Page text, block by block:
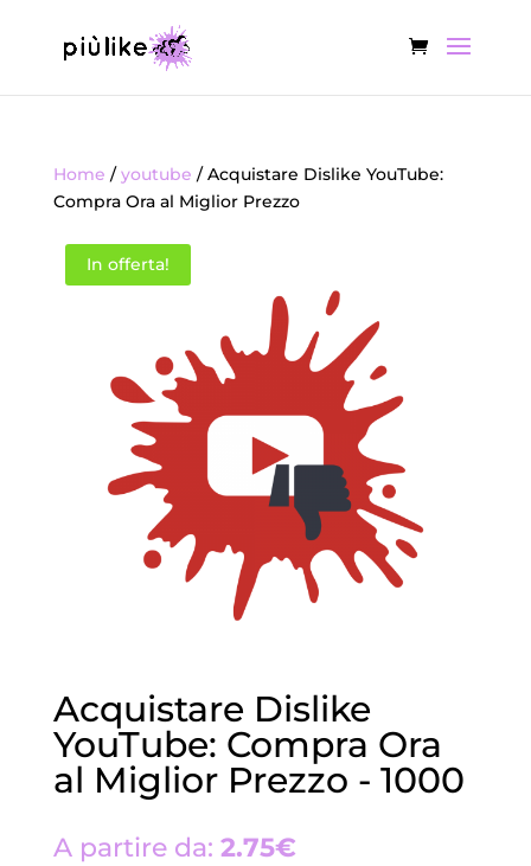
Home /youtube / Acquistare Dislike YouTube:
Compra Ora al Miglior Prezzo
In offerta!
Acquistare Dislike
YouTube: Compra Ora
al Miglior Prezzo - 1000
A partire da: 2.75€